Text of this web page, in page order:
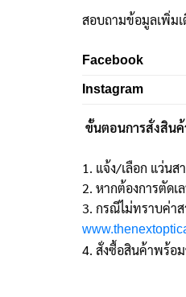
สอบถามข้อมูลเพิ่ม
Facebook
Instagram
ขั้นตอนการสั่งสินค้
1. แจ้ง/เลือก แว่น
2. หากต้องการตัด
3. กรณีไม่ทราบค่า
4. สั่งซื้อสินค้าพร้อม